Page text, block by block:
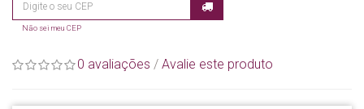
Não sei meu CEP
0 avaliações / Avalie este produto